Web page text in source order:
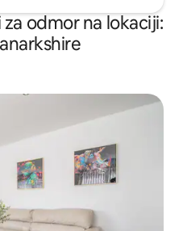
odmor na lokaciji: